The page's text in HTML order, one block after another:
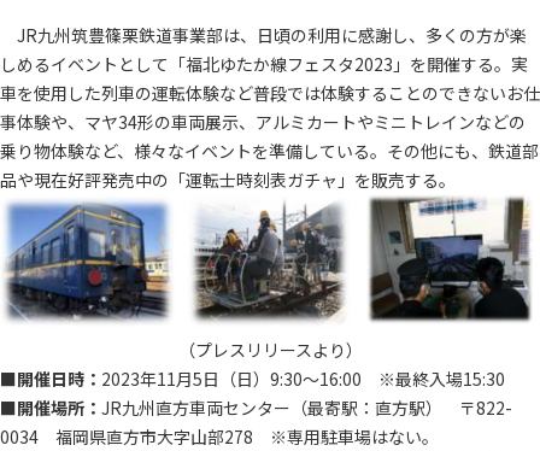
JR九州筑豊篠栗鉄道事業部は、日頃の利用に感謝し、多くの方が楽
しめるイベントとして「福北ゆたか線フェスタ2023」を開催する。実
車を使用した列車の運転体験など普段では体験することのできないお仕
事体験や、マヤ34形の車両展示、アルミカートやミニトレインなどの
乗り物体験など、様々なイベントを準備している。その他にも、鉄道部
品や現在好評発売中の「運転士時刻表ガチャ」を販売する。
（プレスリリースより）
■開催日時： 2023年11月5日（日）9:30～16:00 ※最終入場15:30
■開催場所： JR九州直方車両センター（最寄駅：直方駅） 〒822-
0034 福岡県直方市大字山部278 ※専用駐車場はない。